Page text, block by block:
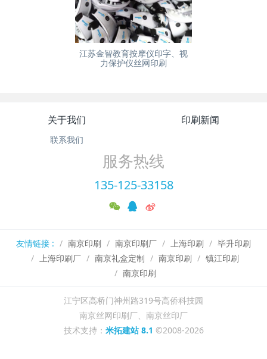
江苏金智教育按摩仪印字、视
力保护仪丝网印刷
关于我们
联系我们
印刷新闻
服务热线
135-125-33158
友情链接 : 南京印刷 南京印刷厂 上海印刷
毕升印刷
上海印刷厂
南京礼盒定制 南京印刷
镇江印刷
南京印刷
江宁区高桥门神州路319号高侨科技园
南京丝网印刷厂、南京丝印厂
技术支持： 米拓建站 8.1 ©2008-2026